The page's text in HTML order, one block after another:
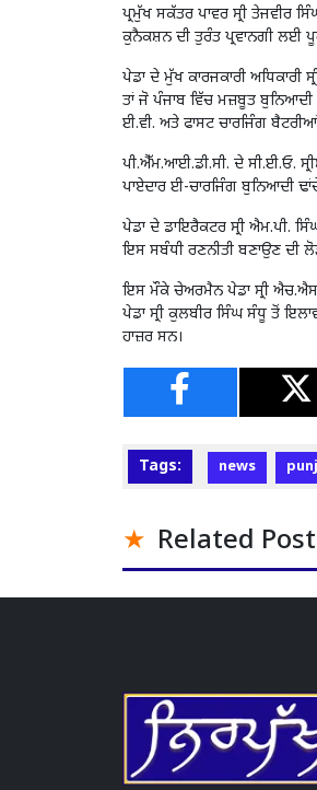
ਪ੍ਰਮੁੱਖ ਸਕੱਤਰ ਪਾਵਰ ਸ੍ਰੀ ਤੇਜਵੀਰ
ਕੁਨੈਕਸ਼ਨ ਦੀ ਤੁਰੰਤ ਪ੍ਰਵਾਨਗੀ ਲਈ
ਪੇਡਾ ਦੇ ਮੁੱਖ ਕਾਰਜਕਾਰੀ
ਤਾਂ ਜੋ ਪੰਜਾਬ ਵਿੱਚ ਮਜ਼ਬੂਤ ਬੁਨਿਆਦੀ
ਈ.ਵੀ. ਅਤੇ ਫਾਸਟ ਚਾਰਜਿੰਗ
ਪੀ.ਐੱਮ.ਆਈ.ਡੀ.ਸੀ. ਦੇ ਸੀ.ਈ.ਓ.
ਪਾਏਦਾਰ ਈ-ਚਾਰਜਿੰਗ ਬੁਨਿਆਦੀ
ਪੇਡਾ ਦੇ ਡਾਇਰੈਕਟਰ ਸ੍ਰੀ ਐਮ.ਪੀ.
ਇਸ ਸਬੰਧੀ ਰਣਨੀਤੀ ਬਣਾਉਣ ਦੀ ਲੋੜ
ਇਸ ਮੌਕੇ ਚੇਅਰਮੈਨ ਪੇਡਾ ਸ੍ਰੀ
ਪੇਡਾ ਸ੍ਰੀ ਕੁਲਬੀਰ ਸਿੰਘ ਸੰਧੂ ਤੋਂ
ਹਾਜ਼ਰ ਸਨ।
Tags: news
Related